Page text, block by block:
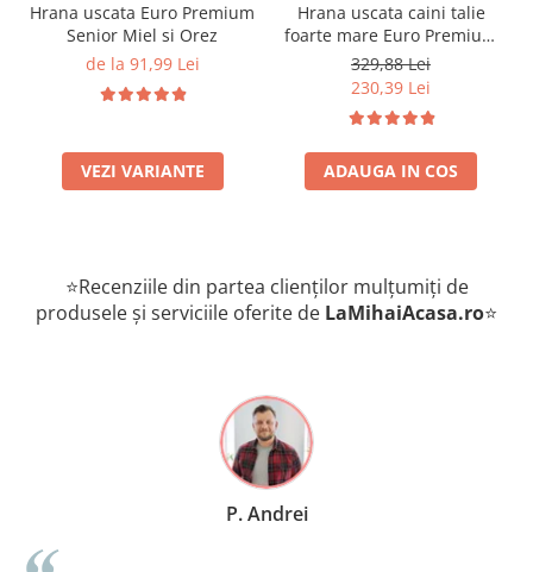
Hrana uscata Euro Premium
Senior Miel si Orez
de la 91,99 Lei
VEZI VARIANTE
Hrana uscata caini talie
foarte mare Euro Premium
Giant Adult pui si orez 15
Kg
329,88 Lei
230,39 Lei
ADAUGA IN COS
⭐Recenziile din partea clienților mulțumiți de
produsele și serviciile oferite de LaMihaiAcasa.ro⭐
P. Andrei